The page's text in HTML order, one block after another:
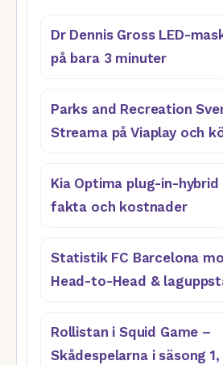
Dr Dennis Gross LED-
på bara 3 minuter
Parks and Recreation
Streama på Viaplay och
Kia Optima plug-in-
fakta och kostnader
Statistik FC Barcelona
Head-to-Head &
Rollistan i Squid Game –
Skådespelarna i säsong